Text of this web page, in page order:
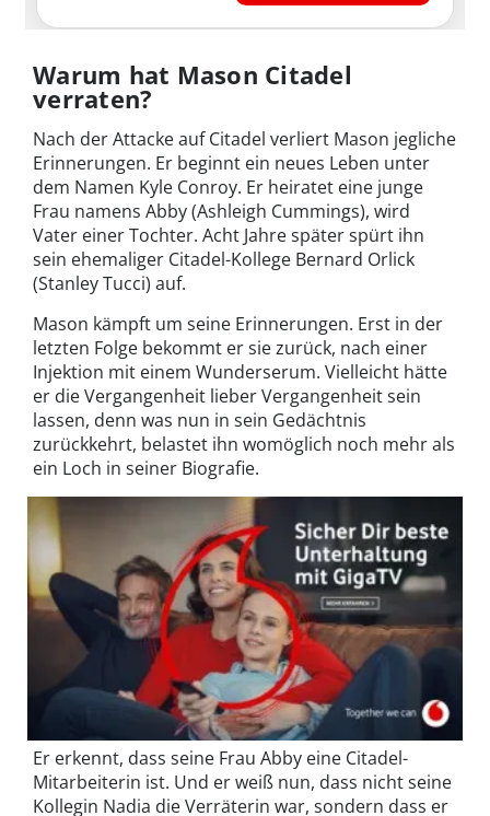
Warum hat Mason Citadel
verraten?
Nach der Attacke auf Citadel verliert Mason jegliche
Erinnerungen. Er beginnt ein neues Leben unter
dem Namen Kyle Conroy. Er heiratet eine junge
Frau namens Abby (Ashleigh Cummings), wird
Vater einer Tochter. Acht Jahre später spürt ihn
sein ehemaliger Citadel-Kollege Bernard Orlick
(Stanley Tucci) auf.
Mason kämpft um seine Erinnerungen. Erst in der
letzten Folge bekommt er sie zurück, nach einer
Injektion mit einem Wunderserum. Vielleicht hätte
er die Vergangenheit lieber Vergangenheit sein
lassen, denn was nun in sein Gedächtnis
zurückkehrt, belastet ihn womöglich noch mehr als
ein Loch in seiner Biografie.
Er erkennt, dass seine Frau Abby eine Citadel-
Mitarbeiterin ist. Und er weiß nun, dass nicht seine
Kollegin Nadia die Verräterin war, sondern dass er